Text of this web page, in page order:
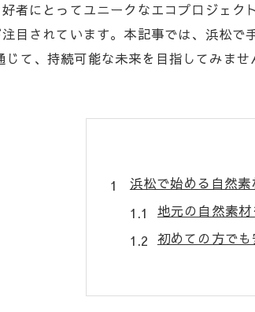
者にとってユニークなエコプロジェ
目されています。本記事では、浜松
て、持続可能な未来を目指してみませ
浜松で始める自然
地元の自然素
初めての方で
浜松の自然素
エコDIYに必要